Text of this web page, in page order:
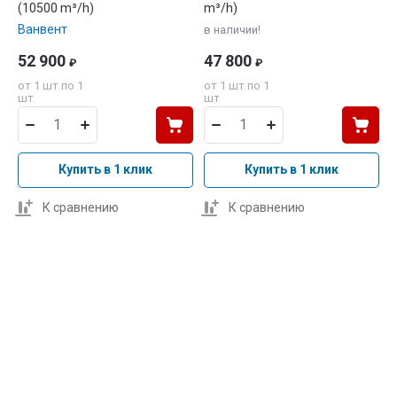
(10500 m³/h)
Ванвент
52 900 ₽
от 1 шт по 1
шт
Купить в 1 клик
К сравнению
m³/h)
в наличии!
47 800 ₽
от 1 шт по 1
шт
Купить в 1 клик
К сравнению